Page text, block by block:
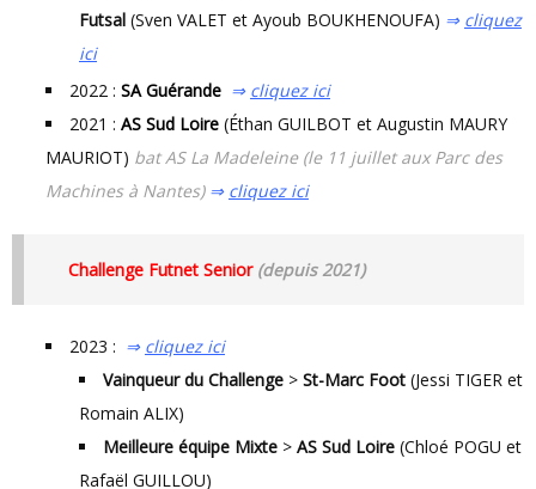
Futsal (Sven VALET et Ayoub BOUKHENOUFA) ⇒ cliquez
ici
2022 : SA Guérande ⇒ cliquez ici
2021 : AS Sud Loire (Éthan GUILBOT et Augustin MAURY
MAURIOT) bat AS La Madeleine (le 11 juillet aux Parc des
Machines à Nantes) ⇒ cliquez ici
Challenge Futnet Senior (depuis 2021)
2023 : ⇒ cliquez ici
Vainqueur du Challenge > St-Marc Foot (Jessi TIGER et
Romain ALIX)
Meilleure équipe Mixte > AS Sud Loire (Chloé POGU et
Rafaël GUILLOU)